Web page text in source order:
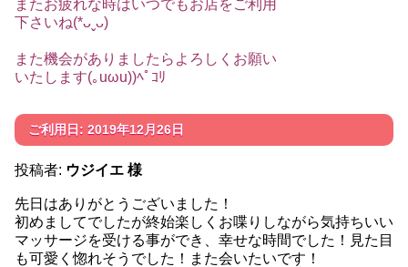
またお疲れな時はいつでもお店をご利用
下さいね(*ᴗˬᴗ)
また機会がありましたらよろしくお願い
いたします(｡uωu))ﾍﾟｺﾘ
ご利用日: 2019年12月26日
投稿者: ウジイエ 様
先日はありがとうございました！
初めましてでしたが終始楽しくお喋りしながら気持ちいい
マッサージを受ける事ができ、幸せな時間でした！見た目
も可愛く惚れそうでした！また会いたいです！